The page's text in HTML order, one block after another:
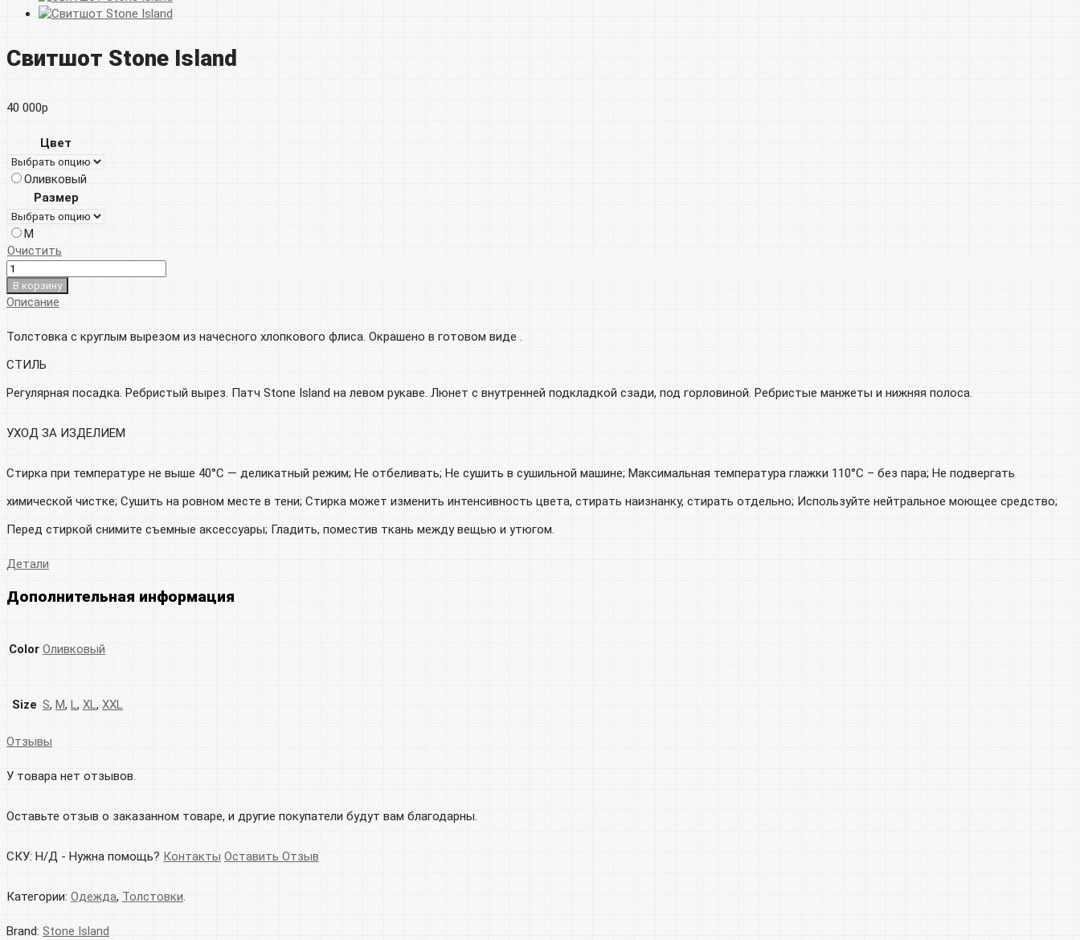
Свитшот Stone Island
40 000р
Цвет
Оливковый
Размер
M
Очистить
В корзину
Описание
Толстовка с круглым вырезом из начесного хлопкового флиса. Окрашено в готовом виде .
СТИЛЬ
Регулярная посадка. Ребристый вырез. Патч Stone Island на левом рукаве. Люнет с внутренней подкладкой сзади, под горловиной. Ребристые манжеты и нижняя полоса.
УХОД ЗА ИЗДЕЛИЕМ
Стирка при температуре не выше 40°C — деликатный режим; Не отбеливать; Не сушить в сушильной машине; Максимальная температура глажки 110°С – без пара; Не подвергать
химической чистке; Сушить на ровном месте в тени; Стирка может изменить интенсивность цвета, стирать наизнанку, стирать отдельно; Используйте нейтральное моющее средство;
Перед стиркой снимите съемные аксессуары; Гладить, поместив ткань между вещью и утюгом.
Детали
Дополнительная информация
Color Оливковый
Size S, M, L, XL, XXL
Отзывы
У товара нет отзывов.
Оставьте отзыв о заказанном товаре, и другие покупатели будут вам благодарны.
СКУ: Н/Д - Нужна помощь? Контакты Оставить Отзыв
Категории: Одежда, Толстовки.
Brand: Stone Island